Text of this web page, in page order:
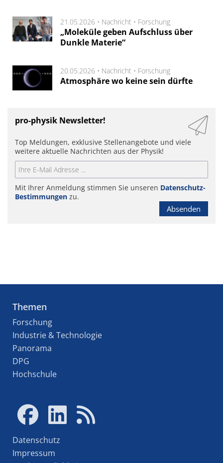
21.05.2026 • Nachricht • Forschung
„Moleküle geben Aufschluss über
Dunkle Materie“
20.05.2026 • Nachricht • Forschung
Atmosphäre wo keine sein dürfte
pro-physik Newsletter!
Top Meldungen, exklusive Stellenangebote und viele
weitere aktuelle Nachrichten aus der Physik!
Mit Ihrer Anmeldung stimmen Sie unseren Datenschutz-
Bestimmungen zu.
Absenden
Themen
Forschung
Industrie & Technologie
Panorama
DPG
Hochschule
Datenschutz
Impressum